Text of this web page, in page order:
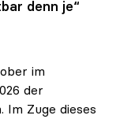
denn je“
im
der
Im Zuge dieses